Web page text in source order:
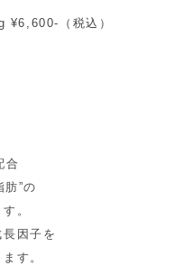
¥6,600-（税込）
合
肪”の
。
因子を
す。